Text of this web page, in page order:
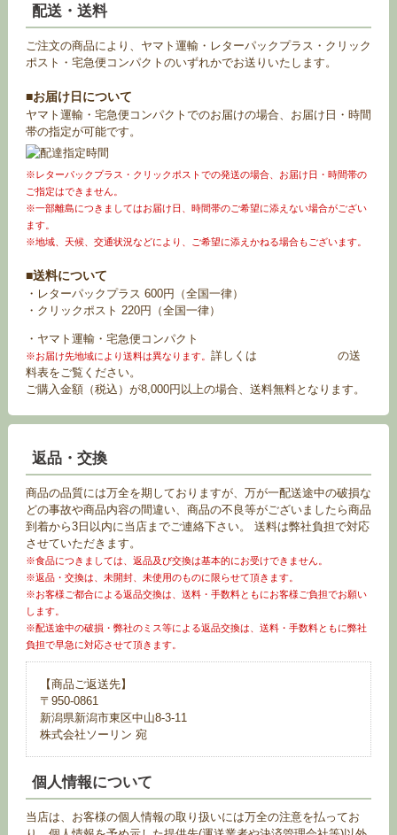
配送・送料
ご注文の商品により、ヤマト運輸・レターパックプラス・クリック
ポスト・宅急便コンパクトのいずれかでお送りいたします。
■お届け日について
ヤマト運輸・宅急便コンパクトでのお届けの場合、お届け日・時間
帯の指定が可能です。
※レターパックプラス・クリックポストでの発送の場合、お届け日・時間帯の
ご指定はできません。
※一部離島につきましてはお届け日、時間帯のご希望に添えない場合がござい
ます。
※地域、天候、交通状況などにより、ご希望に添えかねる場合もございます。
■送料について
・レターパックプラス 600円（全国一律）
・クリックポスト 220円（全国一律）
・ヤマト運輸・宅急便コンパクト
※お届け先地域により送料は異なります。 詳しくは
の送
料表をご覧ください。
ご購入金額（税込）が8,000円以上の場合、送料無料となります。
返品・交換
商品の品質には万全を期しておりますが、万が一配送途中の破損な
どの事故や商品内容の間違い、商品の不良等がございましたら商品
到着から3日以内に当店までご連絡下さい。 送料は弊社負担で対応
させていただきます。
※食品につきましては、返品及び交換は基本的にお受けできません。
※返品・交換は、未開封、未使用のものに限らせて頂きます。
※お客様ご都合による返品交換は、送料・手数料ともにお客様ご負担でお願い
します。
※配送途中の破損・弊社のミス等による返品交換は、送料・手数料ともに弊社
負担で早急に対応させて頂きます。
【商品ご返送先】
〒950-0861
新潟県新潟市東区中山8-3-11
株式会社ソーリン 宛
個人情報について
当店は、お客様の個人情報の取り扱いには万全の注意を払ってお